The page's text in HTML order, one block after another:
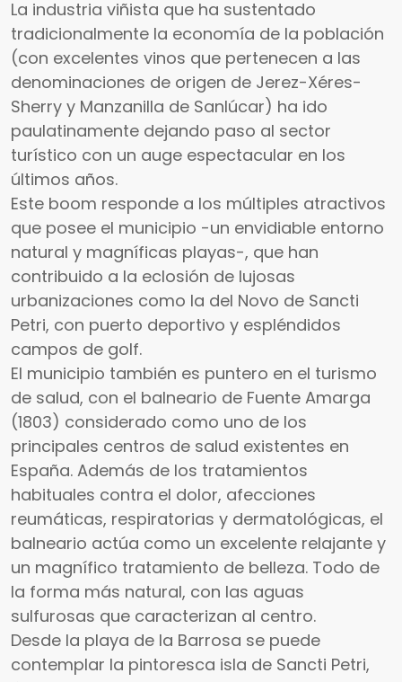
La industria viñista que ha sustentado
tradicionalmente la economía de la población
(con excelentes vinos que pertenecen a las
denominaciones de origen de Jerez-Xéres-
Sherry y Manzanilla de Sanlúcar) ha ido
paulatinamente dejando paso al sector
turístico con un auge espectacular en los
últimos años.
Este boom responde a los múltiples atractivos
que posee el municipio -un envidiable entorno
natural y magníficas playas-, que han
contribuido a la eclosión de lujosas
urbanizaciones como la del Novo de Sancti
Petri, con puerto deportivo y espléndidos
campos de golf.
El municipio también es puntero en el turismo
de salud, con el balneario de Fuente Amarga
(1803) considerado como uno de los
principales centros de salud existentes en
España. Además de los tratamientos
habituales contra el dolor, afecciones
reumáticas, respiratorias y dermatológicas, el
balneario actúa como un excelente relajante y
un magnífico tratamiento de belleza. Todo de
la forma más natural, con las aguas
sulfurosas que caracterizan al centro.
Desde la playa de la Barrosa se puede
contemplar la pintoresca isla de Sancti Petri,